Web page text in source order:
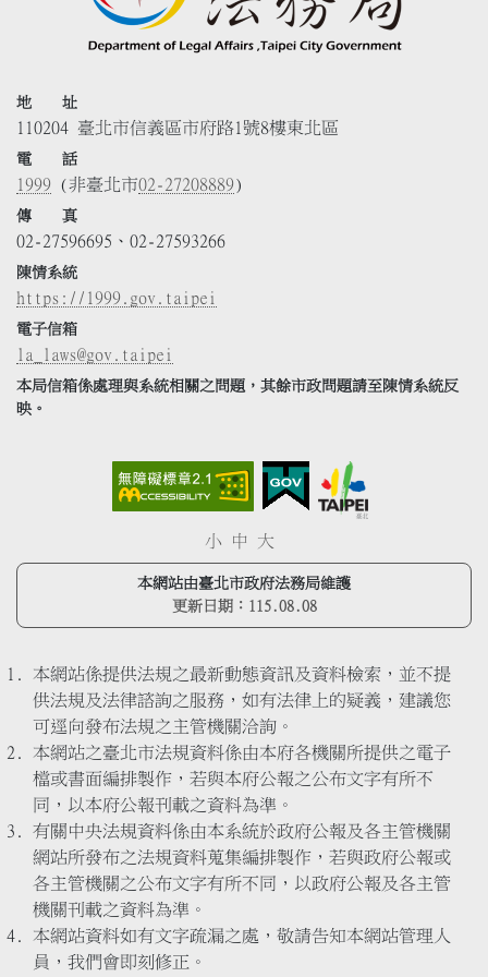
地 址
110204 臺北市信義區市府路1號8樓東北區
電 話
1999 (非臺北市02-27208889)
傳 真
02-27596695、02-27593266
陳情系統
https://1999.gov.taipei
電子信箱
la_laws@gov.taipei
本局信箱係處理與系統相關之問題，其餘市政問題請至陳情系統反
映。
小 中 大
本網站由臺北市政府法務局維護
更新日期： 115.08.08
本網站係提供法規之最新動態資訊及資料檢索，並不提
供法規及法律諮詢之服務，如有法律上的疑義，建議您
可逕向發布法規之主管機關洽詢。
本網站之臺北市法規資料係由本府各機關所提供之電子
檔或書面編排製作，若與本府公報之公布文字有所不
同，以本府公報刊載之資料為準。
有關中央法規資料係由本系統於政府公報及各主管機關
網站所發布之法規資料蒐集編排製作，若與政府公報或
各主管機關之公布文字有所不同，以政府公報及各主管
機關刊載之資料為準。
本網站資料如有文字疏漏之處，敬請告知本網站管理人
員，我們會即刻修正。